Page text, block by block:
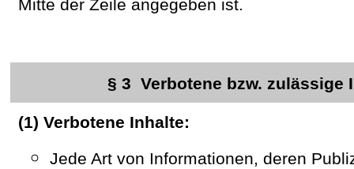
Mitte der Zeile angegeben ist.
§ 3 Verbotene bzw. zulässige
(1) Verbotene Inhalte:
Jede Art von Informationen, deren